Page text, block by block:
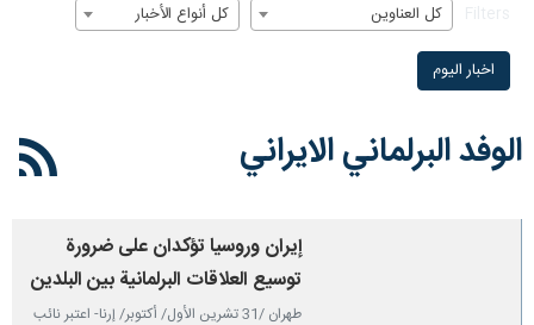
كل العناوين كل أنواع الأخبار
اخبار الیوم
الوفد البرلماني الايراني
إيران وروسيا تؤكدان على ضرورة
توسيع العلاقات البرلمانية بين البلدين
طهران /31 تشرين الأول/ أكتوبر/ إرنا- اعتبر نائب